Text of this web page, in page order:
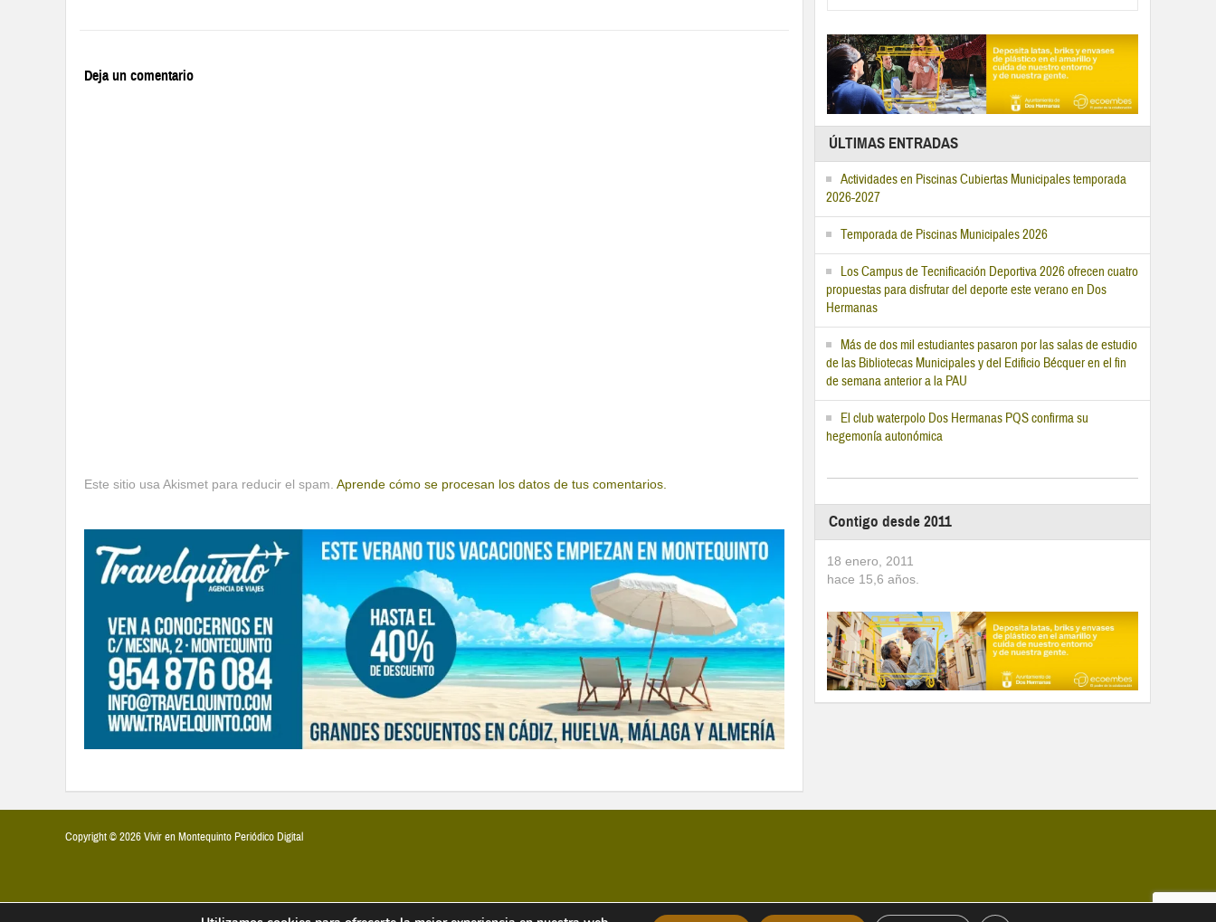
Deja un comentario
Este sitio usa Akismet para reducir el spam. Aprende cómo se procesan los datos de tus comentarios.
ÚLTIMAS ENTRADAS
Actividades en Piscinas Cubiertas Municipales temporada
2026-2027
Temporada de Piscinas Municipales 2026
Los Campus de Tecnificación Deportiva 2026 ofrecen cuatro
propuestas para disfrutar del deporte este verano en Dos
Hermanas
Más de dos mil estudiantes pasaron por las salas de estudio
de las Bibliotecas Municipales y del Edificio Bécquer en el fin
de semana anterior a la PAU
El club waterpolo Dos Hermanas PQS confirma su
hegemonía autonómica
Contigo desde 2011
18 enero, 2011
hace 15,6 años.
Copyright © 2026 Vivir en Montequinto Periódico Digital